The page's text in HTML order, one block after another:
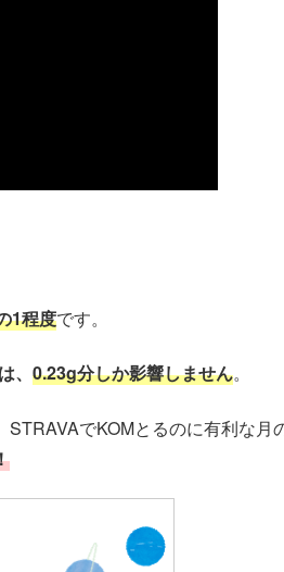
1程度です。
0.23g分しか影響しません。
でKOMとるのに有利な月